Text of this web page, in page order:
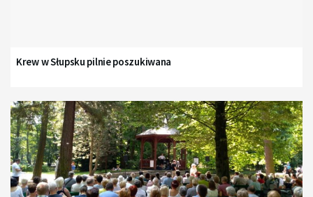
Krew w Słupsku pilnie poszukiwana